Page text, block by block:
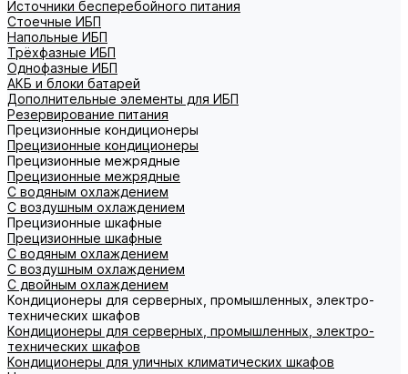
Источники бесперебойного питания
Стоечные ИБП
Напольные ИБП
Трёхфазные ИБП
Однофазные ИБП
АКБ и блоки батарей
Дополнительные элементы для ИБП
Резервирование питания
Прецизионные кондиционеры
Прецизионные кондиционеры
Прецизионные межрядные
Прецизионные межрядные
С водяным охлаждением
С воздушным охлаждением
Прецизионные шкафные
Прецизионные шкафные
С водяным охлаждением
С воздушным охлаждением
С двойным охлаждением
Кондиционеры для серверных, промышленных, электро-
технических шкафов
Кондиционеры для серверных, промышленных, электро-
технических шкафов
Кондиционеры для уличных климатических шкафов